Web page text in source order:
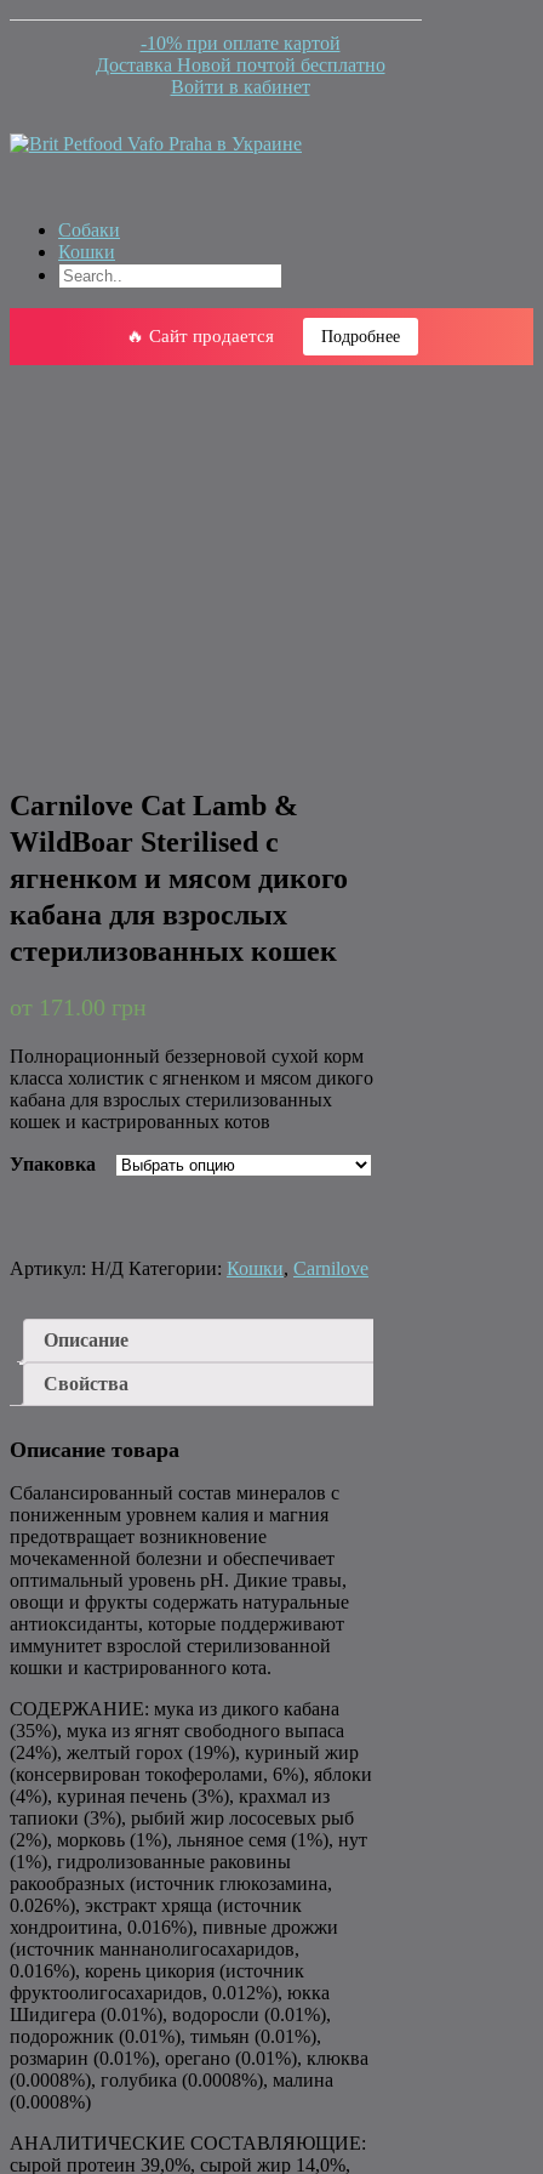
-10% при оплате картой
Доставка Новой почтой бесплатно
Войти в кабинет
Собаки
Кошки
🔥 Сайт продается Подробнее
Carnilove Cat Lamb &
WildBoar Sterilised с
ягненком и мясом дикого
кабана для взрослых
стерилизованных кошек
от 171.00 грн
Полнорационный беззерновой сухой корм
класса холистик с ягненком и мясом дикого
кабана для взрослых стерилизованных
кошек и кастрированных котов
Упаковка
Артикул: Н/Д Категории: Кошки, Carnilove
Описание
Свойства
Описание товара
Сбалансированный состав минералов с
пониженным уровнем калия и магния
предотвращает возникновение
мочекаменной болезни и обеспечивает
оптимальный уровень pH. Дикие травы,
овощи и фрукты содержать натуральные
антиоксиданты, которые поддерживают
иммунитет взрослой стерилизованной
кошки и кастрированного кота.
СОДЕРЖАНИЕ: мука из дикого кабана
(35%), мука из ягнят свободного выпаса
(24%), желтый горох (19%), куриный жир
(консервирован токоферолами, 6%), яблоки
(4%), куриная печень (3%), крахмал из
тапиоки (3%), рыбий жир лососевых рыб
(2%), морковь (1%), льняное семя (1%), нут
(1%), гидролизованные раковины
ракообразных (источник глюкозамина,
0.026%), экстракт хряща (источник
хондроитина, 0.016%), пивные дрожжи
(источник маннанолигосахаридов,
0.016%), корень цикория (источник
фруктоолигосахаридов, 0.012%), юкка
Шидигера (0.01%), водоросли (0.01%),
подорожник (0.01%), тимьян (0.01%),
розмарин (0.01%), орегано (0.01%), клюква
(0.0008%), голубика (0.0008%), малина
(0.0008%)
АНАЛИТИЧЕСКИЕ СОСТАВЛЯЮЩИЕ:
сырой протеин 39,0%, сырой жир 14,0%,